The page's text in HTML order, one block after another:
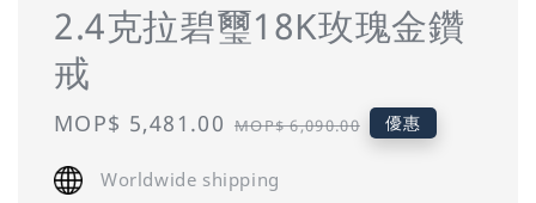
2.4克拉碧璽18K玫瑰金鑽
戒
Sale
MOP$ 5,481.00 Regular
MOP$ 6,090.00 優惠
Worldwide shipping